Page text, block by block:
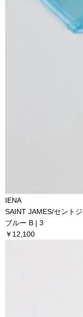
IENA
SAINT JAMES/セント
ブルー B | 3
￥12,100